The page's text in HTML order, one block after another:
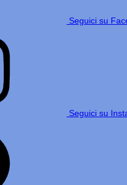
Seguici su
Seguici su